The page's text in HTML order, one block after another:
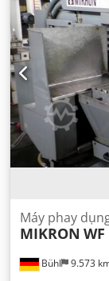
m/phút, tốc độ
trục chính
10.000 m/phút ,
hành trình
đặt:40 mm,
, trọng
Bühl 9.573
Máy phay
MIKRON WF